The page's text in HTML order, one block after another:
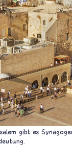
gibt es